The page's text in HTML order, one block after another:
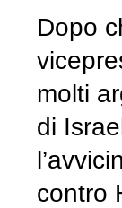
Dopo
molti
di
contro